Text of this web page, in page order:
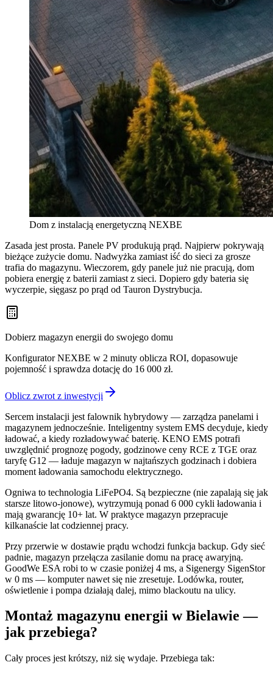
Dom z instalacją energetyczną NEXBE
Zasada jest prosta. Panele PV produkują prąd. Najpierw pokrywają
bieżące zużycie domu. Nadwyżka zamiast iść do sieci za grosze
trafia do magazynu. Wieczorem, gdy panele już nie pracują, dom
pobiera energię z baterii zamiast z sieci. Dopiero gdy bateria się
wyczerpie, sięgasz po prąd od Tauron Dystrybucja.
Dobierz magazyn energii do swojego domu
Konfigurator NEXBE w 2 minuty oblicza ROI, dopasowuje
pojemność i sprawdza dotację do 16 000 zł.
Oblicz zwrot z inwestycji
Sercem instalacji jest falownik hybrydowy — zarządza panelami i
magazynem jednocześnie. Inteligentny system EMS decyduje, kiedy
ładować, a kiedy rozładowywać baterię. KENO EMS potrafi
uwzględnić prognozę pogody, godzinowe ceny RCE z TGE oraz
taryfę G12 — ładuje magazyn w najtańszych godzinach i dobiera
moment ładowania samochodu elektrycznego.
Ogniwa to technologia LiFePO4. Są bezpieczne (nie zapalają się jak
starsze litowo-jonowe), wytrzymują ponad 6 000 cykli ładowania i
mają gwarancję 10+ lat. W praktyce magazyn przepracuje
kilkanaście lat codziennej pracy.
Przy przerwie w dostawie prądu wchodzi funkcja backup. Gdy sieć
padnie, magazyn przełącza zasilanie domu na pracę awaryjną.
GoodWe ESA robi to w czasie poniżej 4 ms, a Sigenergy SigenStor
w 0 ms — komputer nawet się nie zresetuje. Lodówka, router,
oświetlenie i pompa działają dalej, mimo blackoutu na ulicy.
Montaż magazynu energii w Bielawie —
jak przebiega?
Cały proces jest krótszy, niż się wydaje. Przebiega tak: